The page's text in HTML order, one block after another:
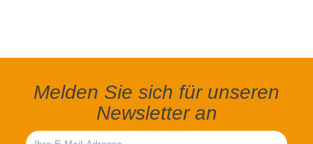
Melden Sie sich für unseren
Newsletter an